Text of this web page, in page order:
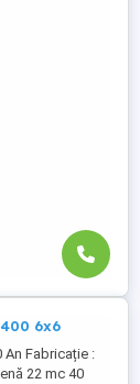
sau: 0751
D 61 PX an
8.300 h
șenile 80%
6x6
An Fabricație :
22 mc 40